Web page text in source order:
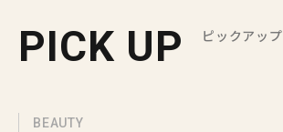
PICK UP ピックアップ
BEAUTY